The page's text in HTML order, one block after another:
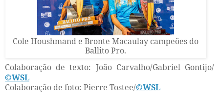
Cole Houshmand e Bronte Macaulay campeões do
Ballito Pro.
Colaboração de texto: João Carvalho/Gabriel Gontijo/
©WSL
Colaboração de foto: Pierre Tostee/©WSL